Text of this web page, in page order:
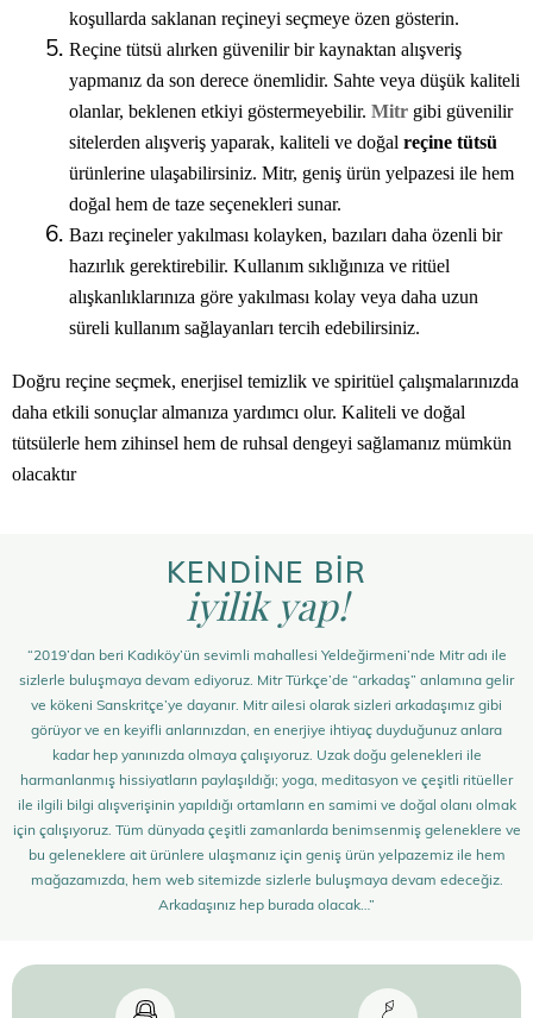
koşullarda saklanan reçineyi seçmeye özen gösterin.
Reçine tütsü alırken güvenilir bir kaynaktan alışveriş
yapmanız da son derece önemlidir. Sahte veya düşük kaliteli
olanlar, beklenen etkiyi göstermeyebilir. Mitr gibi güvenilir
sitelerden alışveriş yaparak, kaliteli ve doğal reçine tütsü
ürünlerine ulaşabilirsiniz. Mitr, geniş ürün yelpazesi ile hem
doğal hem de taze seçenekleri sunar.
Bazı reçineler yakılması kolayken, bazıları daha özenli bir
hazırlık gerektirebilir. Kullanım sıklığınıza ve ritüel
alışkanlıklarınıza göre yakılması kolay veya daha uzun
süreli kullanım sağlayanları tercih edebilirsiniz.
Doğru reçine seçmek, enerjisel temizlik ve spiritüel çalışmalarınızda
daha etkili sonuçlar almanıza yardımcı olur. Kaliteli ve doğal
tütsülerle hem zihinsel hem de ruhsal dengeyi sağlamanız mümkün
olacaktır
KENDİNE BİR
iyilik yap!
“2019’dan beri Kadıköy’ün sevimli mahallesi Yeldeğirmeni’nde Mitr adı ile
sizlerle buluşmaya devam ediyoruz. Mitr Türkçe’de “arkadaş” anlamına gelir
ve kökeni Sanskritçe’ye dayanır. Mitr ailesi olarak sizleri arkadaşımız gibi
görüyor ve en keyifli anlarınızdan, en enerjiye ihtiyaç duyduğunuz anlara
kadar hep yanınızda olmaya çalışıyoruz. Uzak doğu gelenekleri ile
harmanlanmış hissiyatların paylaşıldığı; yoga, meditasyon ve çeşitli ritüeller
ile ilgili bilgi alışverişinin yapıldığı ortamların en samimi ve doğal olanı olmak
için çalışıyoruz. Tüm dünyada çeşitli zamanlarda benimsenmiş geleneklere ve
bu geleneklere ait ürünlere ulaşmanız için geniş ürün yelpazemiz ile hem
mağazamızda, hem web sitemizde sizlerle buluşmaya devam edeceğiz.
Arkadaşınız hep burada olacak…”